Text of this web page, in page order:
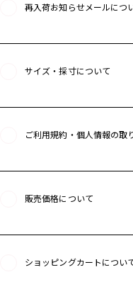
再入荷お知らせメールにつ
サイズ・採寸について
ご利用規約・個人情報の取
販売価格について
ショッピングカートについ